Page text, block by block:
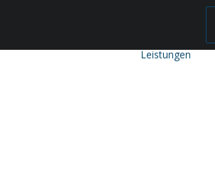
Leistungen